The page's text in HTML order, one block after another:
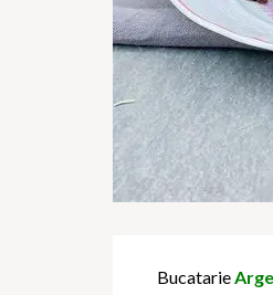
Bucatarie